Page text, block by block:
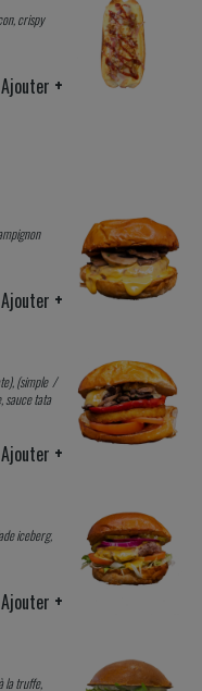
crispy
Ajouter +
Ajouter +
(simple /
sauce tata
Ajouter +
iceberg,
Ajouter +
la truffe,